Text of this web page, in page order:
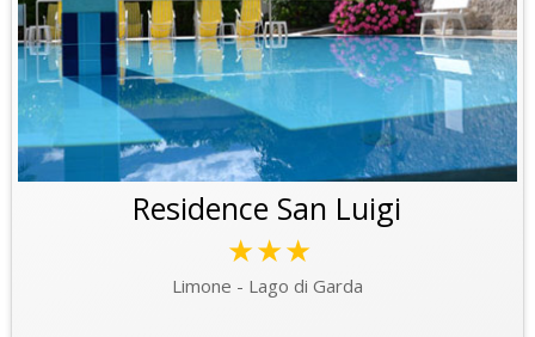
Residence San Luigi
★★★
Limone - Lago di Garda